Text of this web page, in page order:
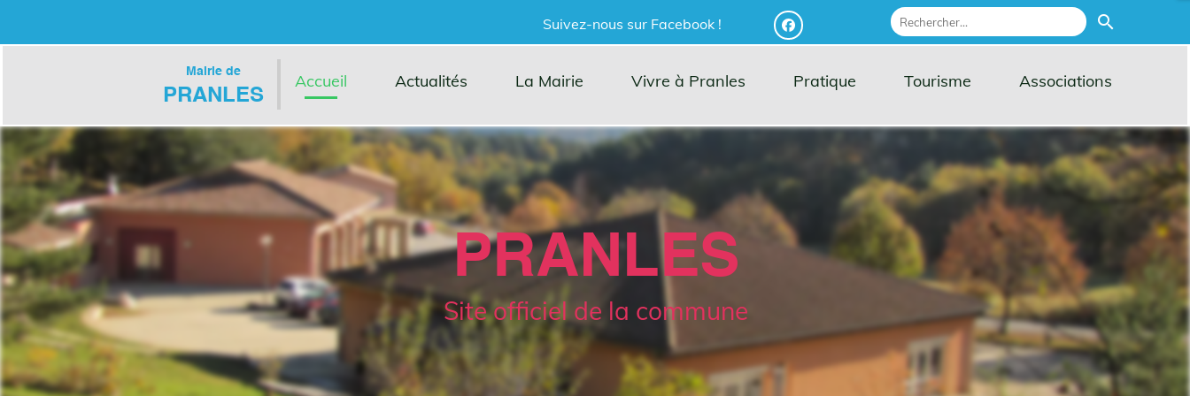
Mairie de
PRANLES
Accueil Actualités La Mairie Vivre à Pranles Pratique Tourisme Associations
Suivez-nous sur Facebook ! search
PRANLES
Site officiel de la commune